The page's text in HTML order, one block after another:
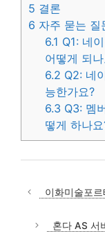
5 결론
6 자주 묻는 질
6.1 Q1: 네
어떻게 되
6.2 Q2: 네
능한가요?
6.3 Q3: 멤
떻게 하나
이화미술포
혼다 AS 서